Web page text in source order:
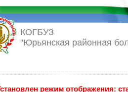
КОГБУЗ
"Юрьянская районная
режим отображения: